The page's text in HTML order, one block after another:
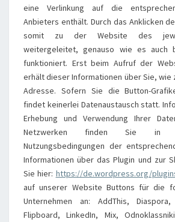
eine Verlinkung auf die
Anbieters enthält. Durch das Anklicken
somit zu der Website des
weitergeleitet, genauso wie es auch
funktioniert. Erst beim Aufruf der
erhält dieser Informationen über Sie, wie
Adresse. Sofern Sie die Button-
findet keinerlei Datenaustausch statt.
Erhebung und Verwendung Ihrer
Netzwerken finden Sie in
Nutzungsbedingungen der
Informationen über das Plugin und zur
Sie hier: https://de.wordpress.org/
auf unserer Website Buttons für die
Unternehmen an: AddThis,
Flipboard, LinkedIn, Mix,